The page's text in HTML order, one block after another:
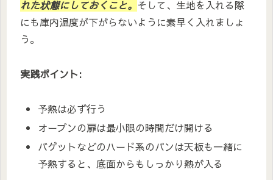
れた状態にしておくこと。 そして、生地を入れる際
にも庫内温度が下がらないように素早く入れましょ
う。
実践ポイント:
予熱は必ず行う
オーブンの扉は最小限の時間だけ開ける
バゲットなどのハード系のパンは天板も一緒に
予熱すると、底面からもしっかり熱が入る